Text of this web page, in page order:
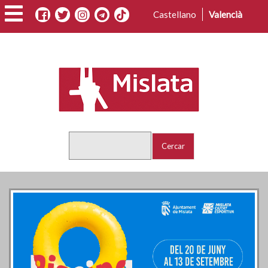
Vés
al
contingut
Castellano Valencià